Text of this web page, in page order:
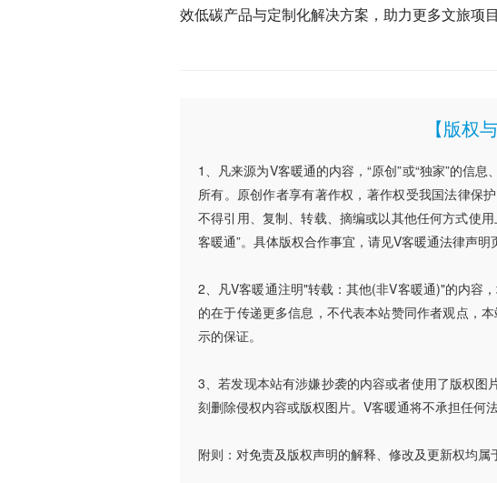
效低碳产品与定制化解决方案，助力更多文旅项
【版权
1、凡来源为V客暖通的内容，“原创”或“独家”的信
所有。原创作者享有著作权，著作权受我国法律保
不得引用、复制、转载、摘编或以其他任何方式使
客暖通”。具体版权合作事宜，请见V客暖通法律声明
2、凡V客暖通注明"转载：其他(非V客暖通)"的内容
的在于传递更多信息，不代表本站赞同作者观点，
示的保证。
3、若发现本站有涉嫌抄袭的内容或者使用了版权
刻删除侵权内容或版权图片。V客暖通将不承担任何
附则：对免责及版权声明的解释、修改及更新权均属